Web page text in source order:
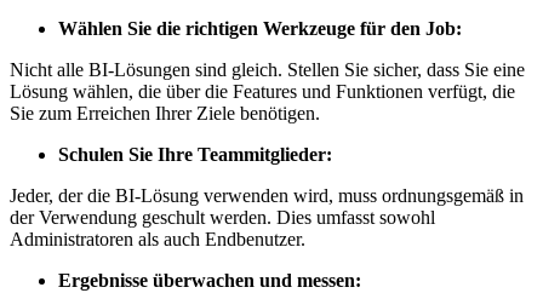
Wählen Sie die richtigen Werkzeuge für den Job:
Nicht alle BI-Lösungen sind gleich. Stellen Sie sicher, dass Sie eine
Lösung wählen, die über die Features und Funktionen verfügt, die
Sie zum Erreichen Ihrer Ziele benötigen.
Schulen Sie Ihre Teammitglieder:
Jeder, der die BI-Lösung verwenden wird, muss ordnungsgemäß in
der Verwendung geschult werden. Dies umfasst sowohl
Administratoren als auch Endbenutzer.
Ergebnisse überwachen und messen: